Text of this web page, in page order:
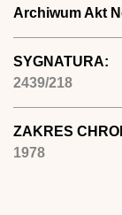
Archiwum Akt
SYGNATURA:
2439/218
ZAKRES
1978